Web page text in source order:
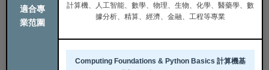
適合專
業范圍
計算機、人工智能、數學、物理、生物、化學、醫藥學、數
據分析、精算、經濟、金融、工程等專業
Computing Foundations & Python Basics 計算機基